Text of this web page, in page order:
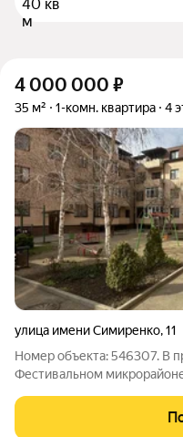
4 000 000 ₽
35 м² 1-комн. квартира 4
улица имени Симиренко,11
Номер объекта: 546307. В
Фестивальном
хорошая планировка(с
Ремонт делать не нужно.